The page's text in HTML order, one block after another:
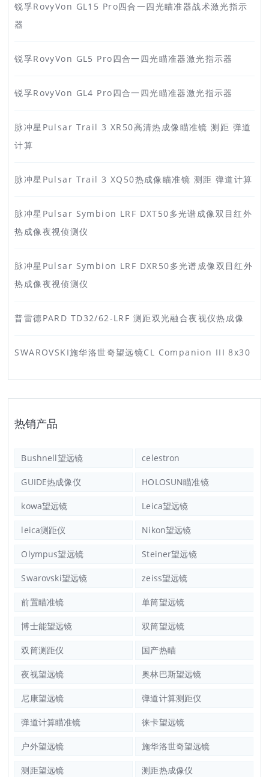
锐孚RovyVon GL15 Pro四合一四光瞄准器战术激光指示
器
锐孚RovyVon GL5 Pro四合一四光瞄准器激光指示器
锐孚RovyVon GL4 Pro四合一四光瞄准器激光指示器
脉冲星Pulsar Trail 3 XR50高清热成像瞄准镜 测距 弹道
计算
脉冲星Pulsar Trail 3 XQ50热成像瞄准镜 测距 弹道计算
脉冲星Pulsar Symbion LRF DXT50多光谱成像双目红外
热成像夜视侦测仪
脉冲星Pulsar Symbion LRF DXR50多光谱成像双目红外
热成像夜视侦测仪
普雷德PARD TD32/62-LRF 测距双光融合夜视仪热成像
SWAROVSKI施华洛世奇望远镜CL Companion III 8x30
热销产品
Bushnell望远镜 celestron
GUIDE热成像仪 HOLOSUN瞄准镜
kowa望远镜 Leica望远镜
leica测距仪 Nikon望远镜
Olympus望远镜 Steiner望远镜
Swarovski望远镜 zeiss望远镜
前置瞄准镜 单筒望远镜
博士能望远镜 双筒望远镜
双筒测距仪 国产热瞄
夜视望远镜 奥林巴斯望远镜
尼康望远镜 弹道计算测距仪
弹道计算瞄准镜 徕卡望远镜
户外望远镜 施华洛世奇望远镜
测距望远镜 测距热成像仪